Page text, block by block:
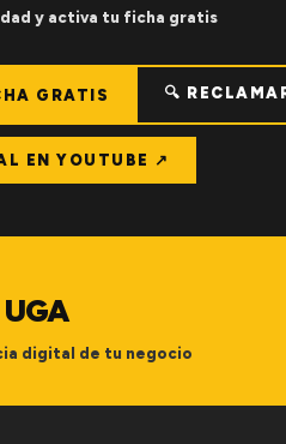
y activa tu ficha gratis
GRATIS 🔍
EN YOUTUBE ↗
digital de tu negocio